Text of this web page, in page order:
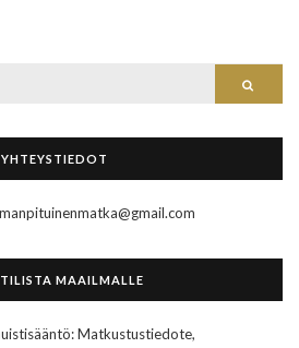
YHTEYSTIEDOT
MAAILMALLE
Matkustustiedote,